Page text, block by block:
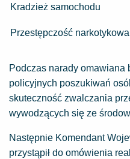
Kradzież samochodu
Przestępczość narkotykowa
Podczas narady omawiana
policyjnych poszukiwań
skuteczność zwalczania
wywodzących się ze
Następnie Komendant
przystąpił do omówienia